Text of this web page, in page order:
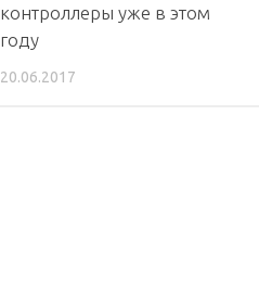
контроллеры уже в этом
году
20.06.2017